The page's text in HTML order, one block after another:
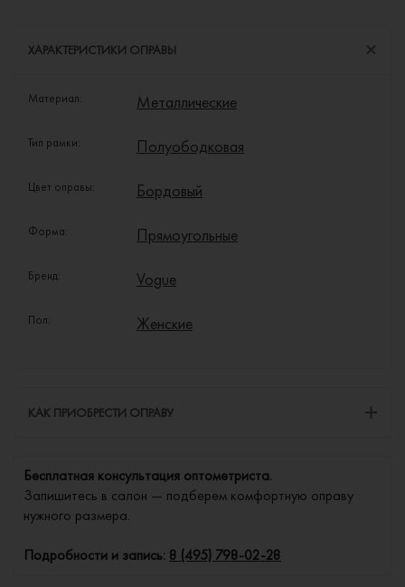
ХАРАКТЕРИСТИКИ ОПРАВЫ
Материал: Металлические
Тип рамки: Полуободковая
Цвет оправы: Бордовый
Форма: Прямоугольные
Бренд: Vogue
Пол: Женские
КАК ПРИОБРЕСТИ ОПРАВУ
Бесплатная консультация оптометриста.
Запишитесь в салон — подберем комфортную оправу
нужного размера.
Подробности и запись: 8 (495) 798-02-28